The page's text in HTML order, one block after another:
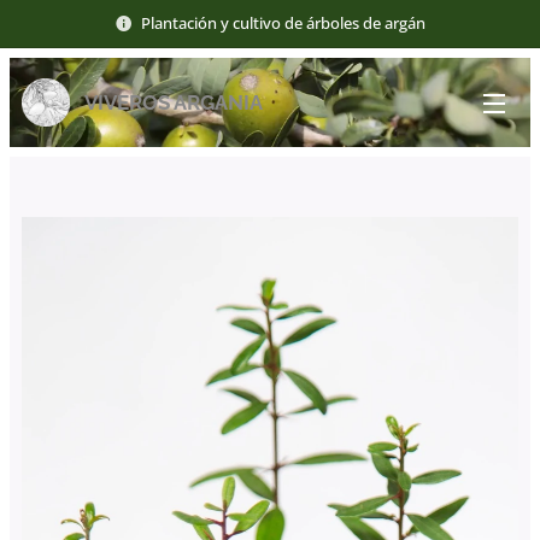
Plantación y cultivo de árboles de argán
VIVEROS ARGANIA